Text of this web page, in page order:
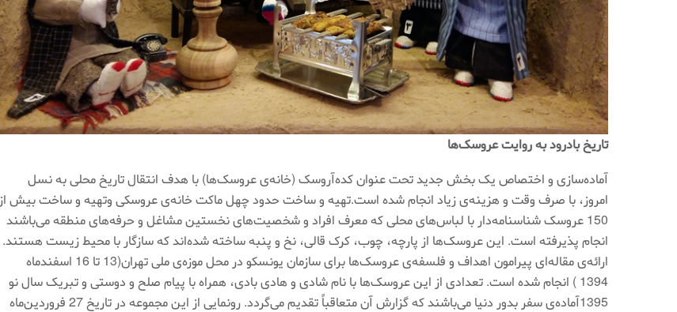
تاریخ بادرود به روایت عروسک‌ها
آماده‌سازی و اختصاص یک بخش جدید تحت عنوان کده‌آروسک (خانه‌ی عروسک‌ها) با هدف انتقال تاریخ محلی به نسل
امروز، با صرف وقت و هزینه‌ی زیاد انجام شده است.تهیه و ساخت حدود چهل ماکت خانه‌ی عروسکی وتهیه و ساخت بیش از
150 عروسک شناسنامه‌دار با لباس‌های محلی که معرف افراد و شخصیت‌های نخستین مشاغل و حرفه‌های منطقه می‌باشند
انجام پذیرفته است. این عروسک‌ها از پارچه، چوب، کرک قالی، نخ و پنبه ساخته شده‌اند که سازگار با محیط زیست هستند‌.
ارائه‌ی مقاله‌ای پیرامون اهداف و فلسفه‌ی عروسک‌ها برای سازمان یونسکو در محل موزه‌ی ملی تهران(13 تا 16 اسفندماه
1394 ) انجام شده است. تعدادی از این عروسک‌ها با نام شادی و هادی بادی، همراه با پیام صلح و دوستی و تبریک سال نو
1395آماده‌ی سفر بدور دنیا می‌باشند که گزارش آن متعاقباً تقدیم می‌گردد. رونمایی از این مجموعه در تاریخ 27 فروردین‌ماه